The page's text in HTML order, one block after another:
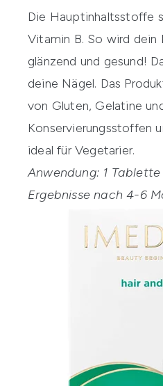
Die Hauptinhaltsstoffe
Vitamin B. So wird dein
glänzend und gesund!
deine Nägel. Das
von Gluten, Gelatine
Konservierungsstoffen
ideal für Vegetarier.
Anwendung: 1
Ergebnisse nach 4-6